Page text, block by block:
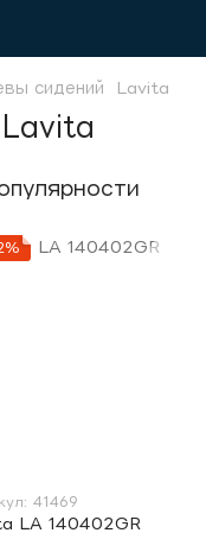
сидений Lavita
41469
LA 140402GR